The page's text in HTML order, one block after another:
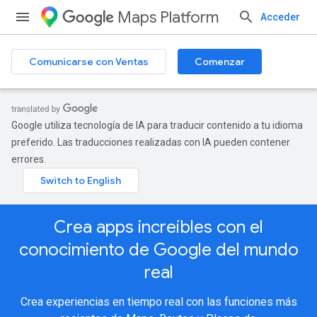
Maps Platform Acceder
Comunicarse con Ventas Comenzar
Google utiliza tecnología de IA para traducir contenido a tu idioma
preferido. Las traducciones realizadas con IA pueden contener
errores.
Crea apps increíbles con el
conocimiento de Google del mundo
real
Crea experiencias en tiempo real con las funciones más